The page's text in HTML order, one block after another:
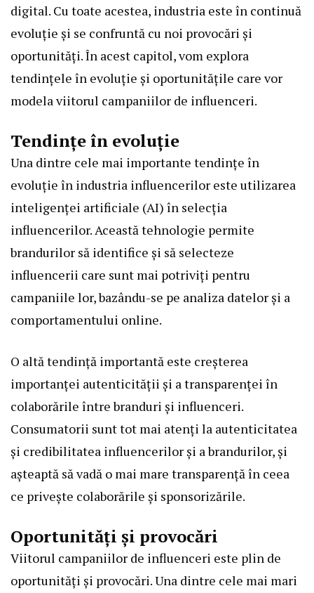
digital. Cu toate acestea, industria este în continuă
evoluție și se confruntă cu noi provocări și
oportunități. În acest capitol, vom explora
tendințele în evoluție și oportunitățile care vor
modela viitorul campaniilor de influenceri.
Tendințe în evoluție
Una dintre cele mai importante tendințe în
evoluție în industria influencerilor este utilizarea
inteligenței artificiale (AI) în selecția
influencerilor. Această tehnologie permite
brandurilor să identifice și să selecteze
influencerii care sunt mai potriviți pentru
campaniile lor, bazându-se pe analiza datelor și a
comportamentului online.
O altă tendință importantă este creșterea
importanței autenticității și a transparenței în
colaborările între branduri și influenceri.
Consumatorii sunt tot mai atenți la autenticitatea
și credibilitatea influencerilor și a brandurilor, și
așteaptă să vadă o mai mare transparență în ceea
ce privește colaborările și sponsorizările.
Oportunități și provocări
Viitorul campaniilor de influenceri este plin de
oportunități și provocări. Una dintre cele mai mari